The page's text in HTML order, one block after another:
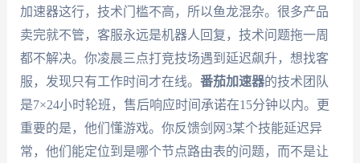
加速器这行，技术门槛不高，所以鱼龙混杂。很多产品
卖完就不管，客服永远是机器人回复，技术问题拖一周
都不解决。你凌晨三点打竞技场遇到延迟飙升，想找客
服，发现只有工作时间才在线。 番茄加速器的技术团队
是7×24小时轮班，售后响应时间承诺在15分钟以内。更
重要的是，他们懂游戏。你反馈剑网3某个技能延迟异
常，他们能定位到是哪个节点路由表的问题，而不是让